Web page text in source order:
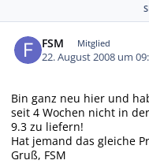
FSM Mitglied
22. August 2008 um
Bin ganz neu hier und
seit 4 Wochen nicht in
9.3 zu liefern!
Hat jemand das gleiche
Gruß, FSM